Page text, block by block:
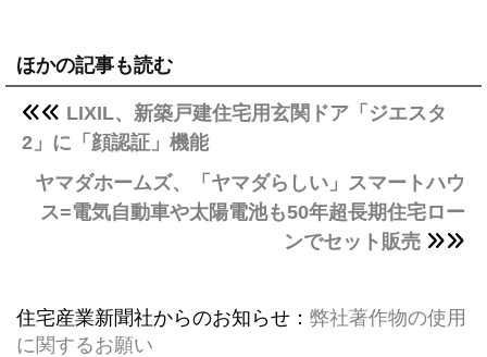
ほかの記事も読む
LIXIL、新築戸建住宅用玄関ドア「ジエスタ
2」に「顔認証」機能
ヤマダホームズ、「ヤマダらしい」スマートハウ
ス=電気自動車や太陽電池も50年超長期住宅ロー
ンでセット販売
住宅産業新聞社からのお知らせ： 弊社著作物の使用
に関するお願い